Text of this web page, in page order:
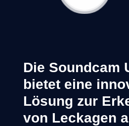
Die Soundcam
bietet eine
Lösung zur
von Leckagen